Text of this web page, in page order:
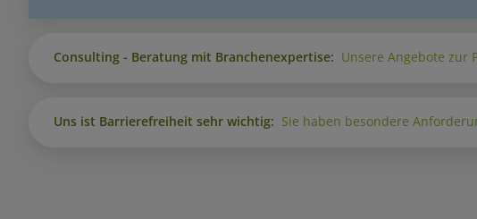
Consulting - Beratung mit Branchenexpertise: Unsere Angebote zur
Uns ist Barrierefreiheit sehr wichtig: Sie haben besondere